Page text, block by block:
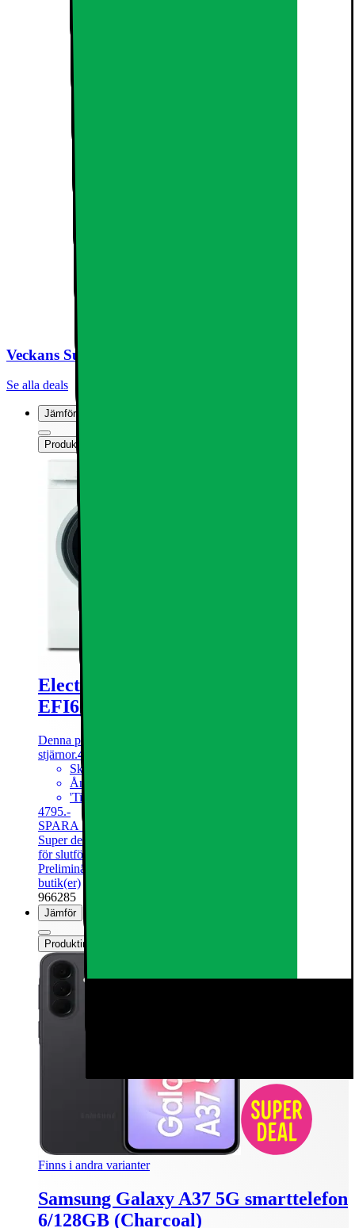
Veckans Super Deals
Se alla deals
Jämför
Produktinformationsblad
Electrolux Serie 600 Tvättmaskin
EFI622EX4E(10.5kg)
Denna produkt har blivit bedömd som 4.4 av 5 möjliga
stjärnor.4.4
Skräddarsydd tvätt med SensiCare
Ånga tar bort 99,99% av bakterierna
'Time Manager®, 4-stegs korttvätt.'
4795.-
SPARA 5200
Super deal! Gäller t.o.m. söndag 9 augusti. med reservation
för slutförsäljning
Preliminärt i lager online 8 sep. 2026
butik(er)
966285
Jämför
Produktinformationsblad
Finns i andra varianter
Samsung Galaxy A37 5G smarttelefon
6/128GB (Charcoal)